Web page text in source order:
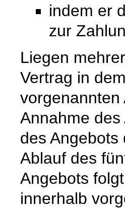
indem er
zur
Liegen
Vertrag in
Annahme
des
Ablauf des
Angebots
innerhalb